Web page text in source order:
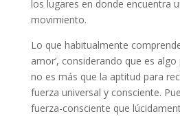
los lugares en donde encuentra
movimiento.
Lo que habitualmente
amor’, considerando que es
no es más que la aptitud para
fuerza universal y consciente.
fuerza-consciente que